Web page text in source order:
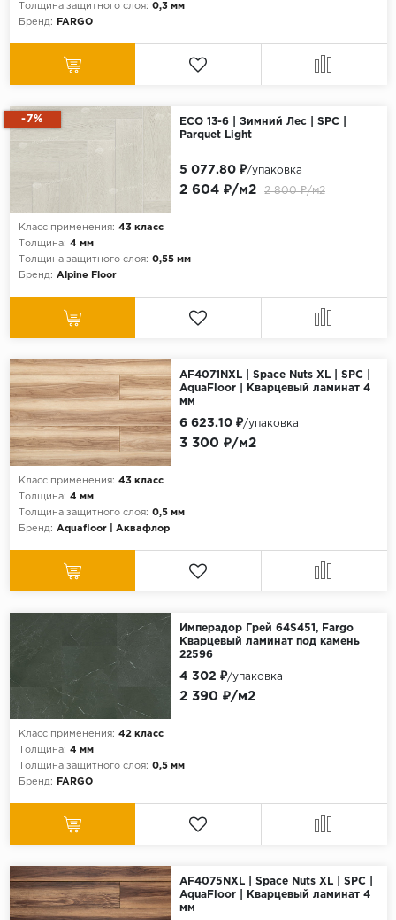
Толщина защитного слоя: 0,3 мм
Бренд:
FARGO
-7%
ECO 13-6 | Зимний Лес | SPC |
Parquet Light
Класс применения: 43 класс
Толщина: 4 мм
Толщина защитного слоя: 0,55 мм
Бренд: Alpine Floor
2 604 ₽/м2 2 800 ₽/м2
5 077.80 ₽/упаковка
AF4071NXL | Space Nuts XL | SPC |
AquaFloor | Кварцевый ламинат 4
мм
Класс применения: 43 класс
Толщина: 4 мм
Толщина защитного слоя: 0,5 мм
Бренд: Aquafloor | Аквафлор
3 300 ₽/м2
6 623.10 ₽/упаковка
Имперадор Грей 64S451, Fargo
Кварцевый ламинат под камень
22596
Класс применения: 42 класс
Толщина: 4 мм
Толщина защитного слоя: 0,5 мм
Бренд:
FARGO
2 390 ₽/м2
4 302 ₽/упаковка
AF4075NXL | Space Nuts XL | SPC |
AquaFloor | Кварцевый ламинат 4
мм